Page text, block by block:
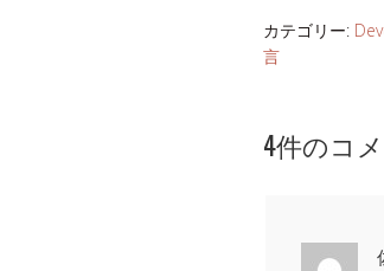
カテゴリー:
言
4件のコ